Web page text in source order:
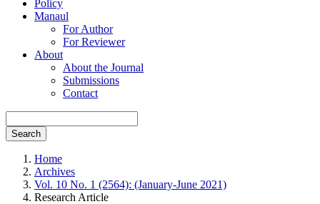
Policy
Manaul
For Author
For Reviewer
About
About the Journal
Submissions
Contact
Search
Home
Archives
Vol. 10 No. 1 (2564): (January-June 2021)
Research Article